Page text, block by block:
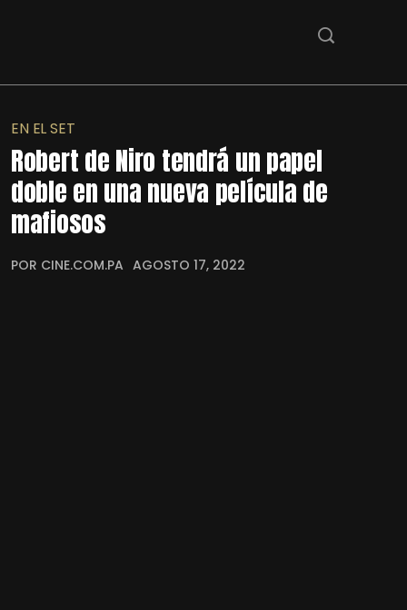
EN EL SET
Robert de Niro tendrá un papel
doble en una nueva película de
mafiosos
POR CINE.COM.PA AGOSTO 17, 2022